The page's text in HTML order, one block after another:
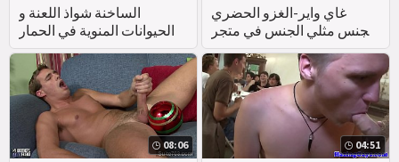
الساخنة شواذ اللعنة و
الحيوانات المنوية في الحمار
غاي واير-الغزو الحضري
الجنس مثلي الجنس في متجر
الوشم في ميامي
الأبنوس
08:06 04:51